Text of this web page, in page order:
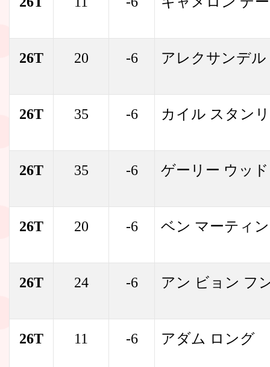
26T 20 -6 アレクサンデ
26T 35 -6 カイル スタン
26T 35 -6 ゲーリー ウッ
26T 20 -6 ベン マーティン
26T 24 -6 アン ビョン フ
26T 11 -6 アダム ロング